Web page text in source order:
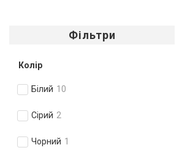
Фільтри
Колір
Білий 10
Сірий 2
Чорний 1